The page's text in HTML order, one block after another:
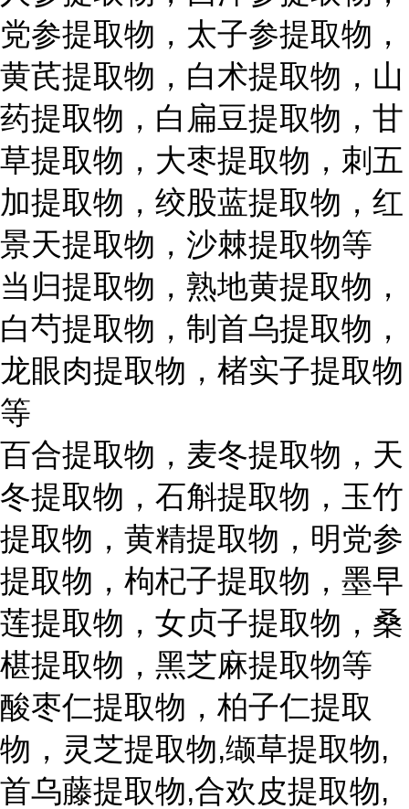
党参提取物，太子参提取物，
黄芪提取物，白术提取物，山
药提取物，白扁豆提取物，甘
草提取物，大枣提取物，刺五
加提取物，绞股蓝提取物，红
景天提取物，沙棘提取物等
当归提取物，熟地黄提取物，
白芍提取物，制首乌提取物，
龙眼肉提取物，楮实子提取物
等
百合提取物，麦冬提取物，天
冬提取物，石斛提取物，玉竹
提取物，黄精提取物，明党参
提取物，枸杞子提取物，墨早
莲提取物，女贞子提取物，桑
椹提取物，黑芝麻提取物等
酸枣仁提取物，柏子仁提取
物，灵芝提取物,缬草提取物,
首乌藤提取物,合欢皮提取物,